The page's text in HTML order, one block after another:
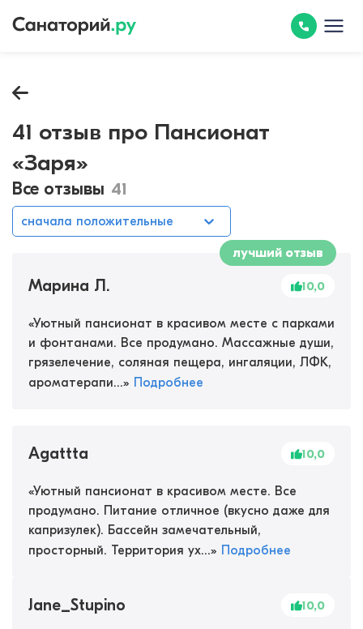
41 отзыв про Пансионат
«Заря»
Все отзывы 41
сначала положительные
лучший отзыв
Марина Л. 10,0
«Уютный пансионат в красивом месте с парками
и фонтанами. Все продумано. Массажные души,
грязелечение, соляная пещера, ингаляции, ЛФК,
ароматерапи...» Подробнее
Agattta 10,0
«Уютный пансионат в красивом месте. Все
продумано. Питание отличное (вкусно даже для
капризулек). Бассейн замечательный,
просторный. Территория ух...» Подробнее
Jane_Stupino 10,0